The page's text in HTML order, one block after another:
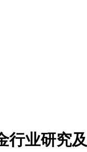
行业研究